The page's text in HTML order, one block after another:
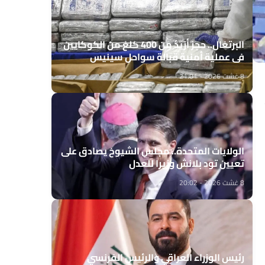
البرتغال.. حجز أزيد من 400 كلغ من الكوكايين
في عملية أمنية قبالة سواحل سينيس
8 غشت 2026 - 21:01
الولايات المتحدة.. مجلس الشيوخ يصادق على
تعيين تود بلانش وزيرا للعدل
8 غشت 2026 - 20:02
رئيس الوزراء العراقي والرئيس الفرنسي